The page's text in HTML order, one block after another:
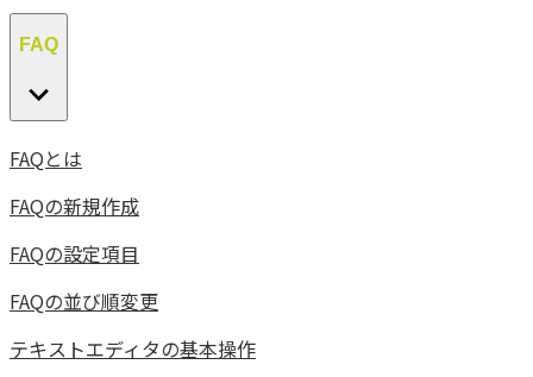
FAQ
FAQとは
FAQの新規作成
FAQの設定項目
FAQの並び順変更
テキストエディタの基本操作